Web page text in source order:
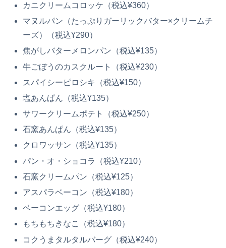
カニクリームコロッケ（税込¥360）
マヌルパン（たっぷりガーリックバター×クリームチ
ーズ）（税込¥290）
焦がしバターメロンパン（税込¥135）
牛ごぼうのカスクルート（税込¥230）
スパイシーピロシキ（税込¥150）
塩あんぱん（税込¥135）
サワークリームポテト（税込¥250）
石窯あんぱん（税込¥135）
クロワッサン（税込¥135）
パン・オ・ショコラ（税込¥210）
石窯クリームパン（税込¥125）
アスパラベーコン（税込¥180）
ベーコンエッグ（税込¥180）
もちもちきなこ（税込¥180）
コクうまタルタルバーグ（税込¥240）